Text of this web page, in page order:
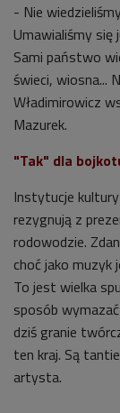
- Nie
Umawialiśmy się
Sami państwo
świeci, wiosna...
Władimirowicz
Mazurek.
"Tak" dla
Instytucje
rezygnują z
rodowodzie.
choć jako muzyk
To jest wielka
sposób
dziś granie
ten kraj. Są
artysta.